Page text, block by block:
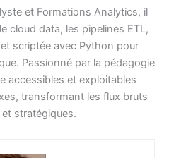
et Formations Analytics, il
cloud data, les pipelines ETL,
scriptée avec Python pour
Passionné par la pédagogie
accessibles et exploitables
transformant les flux bruts
stratégiques.